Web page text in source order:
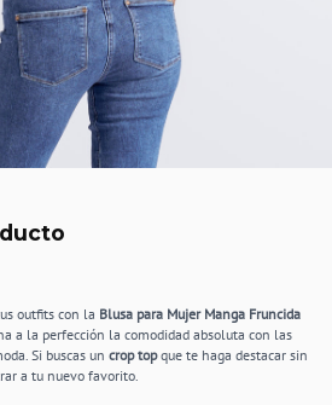
outfits con la Blusa para Mujer Manga Fruncida
a la perfección la comodidad absoluta con las
Si buscas un crop topque te haga destacar sin
a tu nuevo favorito.